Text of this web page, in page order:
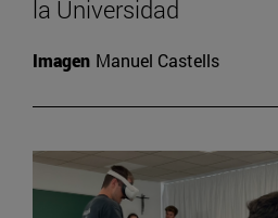
la Universidad
Imagen Manuel Castells